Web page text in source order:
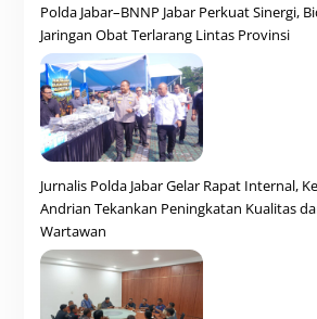
Polda Jabar–BNNP Jabar Perkuat Sinergi,
Jaringan Obat Terlarang Lintas Provinsi
Jurnalis Polda Jabar Gelar Rapat Internal,
Andrian Tekankan Peningkatan Kualitas
Wartawan